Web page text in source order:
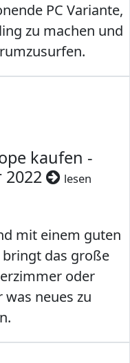
PC Variante,
zu machen und
kaufen -
2022
lesen
mit einem guten
bringt das große
oder
neues zu